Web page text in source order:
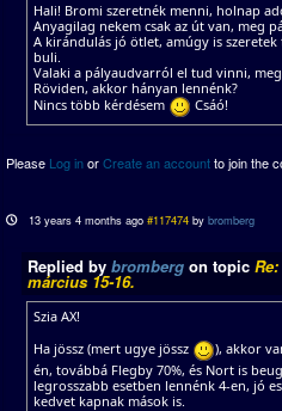
Hali! Bromi szeretnék menni, holnap
Anyagilag nekem csak az út van, meg
A kirándulás jó ötlet, amúgy is
buli.
Valaki a pályaudvarról el tud vinni, meg
Röviden, akkor hányan lennénk?
Nincs több kérdésem
Csáó!
Please Log inorCreate an accountto join the
13 years 4 months ago #117474 bybromberg
Replied by bromberg on topic
március 15-16.
Szia AX!
Ha jössz (mert ugye jössz
), akkor
én, továbbá Flegby 70%, és Nort is
legrosszabb esetben lennénk 4-en, jó
kedvet kapnak mások is.